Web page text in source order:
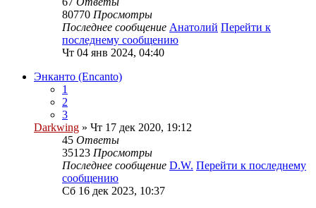
80770 Просмотры
Последнее сообщение Анатолий Перейти к
последнему сообщению
Чт 04 янв 2024, 04:40
Энканто (Encanto)
1
2
3
Darkwing » Чт 17 дек 2020, 19:12
45 Ответы
35123 Просмотры
Последнее сообщение D.W. Перейти к последнему
сообщению
Сб 16 дек 2023, 10:37